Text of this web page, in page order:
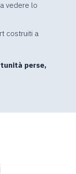
vedere lo
costruiti a
perse,